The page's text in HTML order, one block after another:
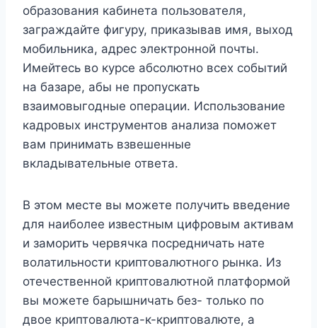
образования кабинета пользователя,
заграждайте фигуру, приказывав имя, выход
мобильника, адрес электронной почты.
Имейтесь во курсе абсолютно всех событий
на базаре, абы не пропускать
взаимовыгодные операции. Использование
кадровых инструментов анализа поможет
вам принимать взвешенные
вкладывательные ответа.
В этом месте вы можете получить введение
для наиболее известным цифровым активам
и заморить червячка посредничать нате
волатильности криптовалютного рынка. Из
отечественной криптовалютной платформой
вы можете барышничать без- только по
двое криптовалюта-к-криптовалюте, а